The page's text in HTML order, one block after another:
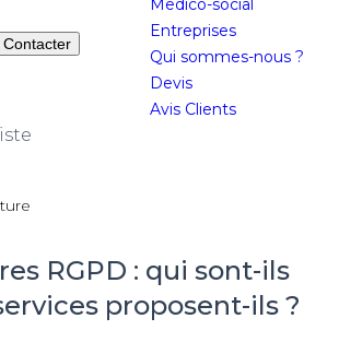
Contacter
Medico-social
Entreprises
Qui sommes-nous ?
Devis
Avis Clients
RGPD : qui sont-ils
proposent-ils ?